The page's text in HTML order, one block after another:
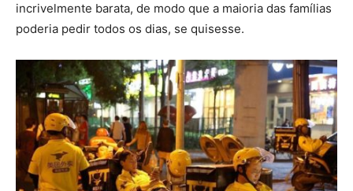
incrivelmente barata, de modo que a maioria das famílias
poderia pedir todos os dias, se quisesse.